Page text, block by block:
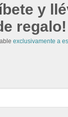
y
regalo!
exclusivamente a